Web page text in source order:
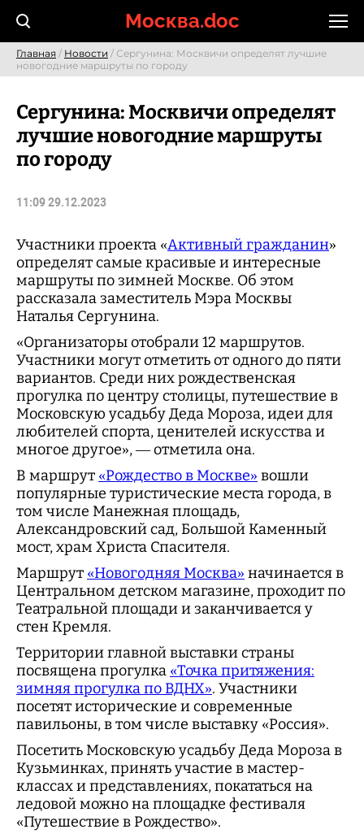
Москва.doc
Главная / Новости / Сергунина: Москвичи определят лучшие
новогодние маршруты по городу
Сергунина: Москвичи определят
лучшие новогодние маршруты
по городу
11:09 29.12.2023
Участники проекта «Активный гражданин»
определят самые красивые и интересные
маршруты по зимней Москве. Об этом
рассказала заместитель Мэра Москвы
Наталья Сергунина.
«Организаторы отобрали 12 маршрутов.
Участники могут отметить от одного до пяти
вариантов. Среди них рождественская
прогулка по центру столицы, путешествие в
Московскую усадьбу Деда Мороза, идеи для
любителей спорта, ценителей искусства и
многое другое», — отметила она.
В маршрут «Рождество в Москве» вошли
популярные туристические места города, в
том числе Манежная площадь,
Александровский сад, Большой Каменный
мост, храм Христа Спасителя.
Маршрут «Новогодняя Москва» начинается в
Центральном детском магазине, проходит по
Театральной площади и заканчивается у
стен Кремля.
Территории главной выставки страны
посвящена прогулка «Точка притяжения:
зимняя прогулка по ВДНХ». Участники
посетят исторические и современные
павильоны, в том числе выставку «Россия».
Посетить Московскую усадьбу Деда Мороза в
Кузьминках, принять участие в мастер-
классах и представлениях, покататься на
ледовой можно на площадке фестиваля
«Путешествие в Рождество».